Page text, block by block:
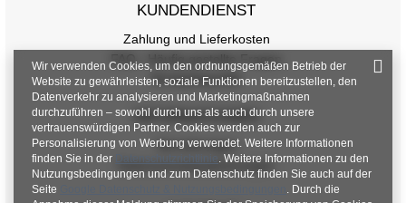
UNDENDIENST
Zahlung und Lieferkosten
FAQ - Häufig gestellte Fragen
Rückgabepolitik
INFORMATIONEN
Verordnungen
Datenschutzbestimmungen
Wir verwenden Cookies, um den ordnungsgemäßen Betrieb der
Website zu gewährleisten, soziale Funktionen bereitzustellen, den
Datenverkehr zu analysieren und Marketingmaßnahmen
durchzuführen – sowohl durch uns als auch durch unsere
vertrauenswürdigen Partner. Cookies werden auch zur
Personalisierung von Werbung verwendet. Weitere Informationen
finden Sie in der
Datenschutzrichtlinie. Weitere Informationen zu den
Nutzungsbedingungen und zum Datenschutz finden Sie auch auf der
Seite
. Durch die